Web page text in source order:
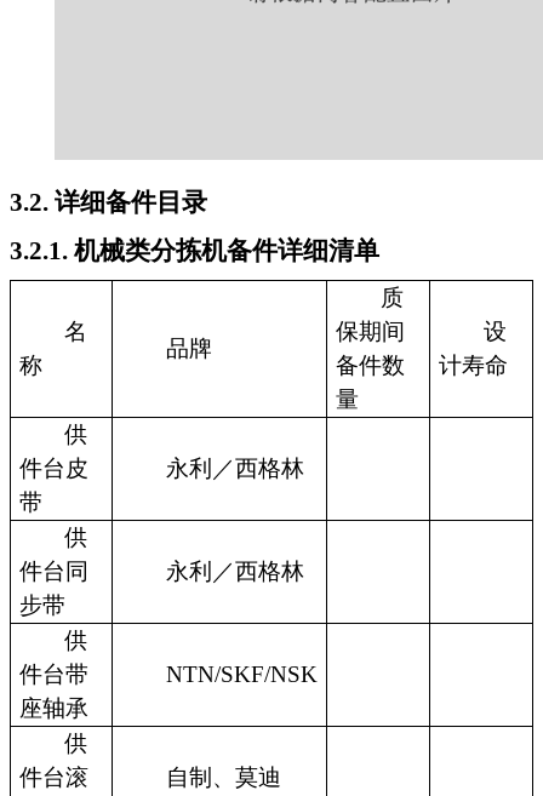
3.2. 详细备件目录
3.2.1. 机械类分拣机备件详细清单
名
称
品牌
质
保期间
备件数
量
设
计寿命
供
件台皮
带
永利／西格林
供
件台同
步带
永利／西格林
供
件台带
座轴承
NTN/SKF/NSK
供
件台滚
自制、莫迪